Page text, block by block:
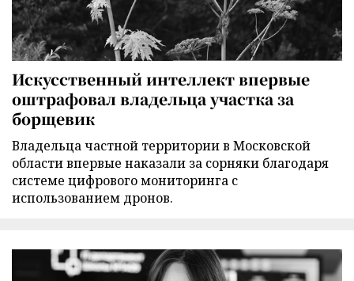
Искусственный интеллект впервые
оштрафовал владельца участка за
борщевик
Владельца частной территории в Московской
области впервые наказали за сорняки благодаря
системе цифрового мониторинга с
использованием дронов.